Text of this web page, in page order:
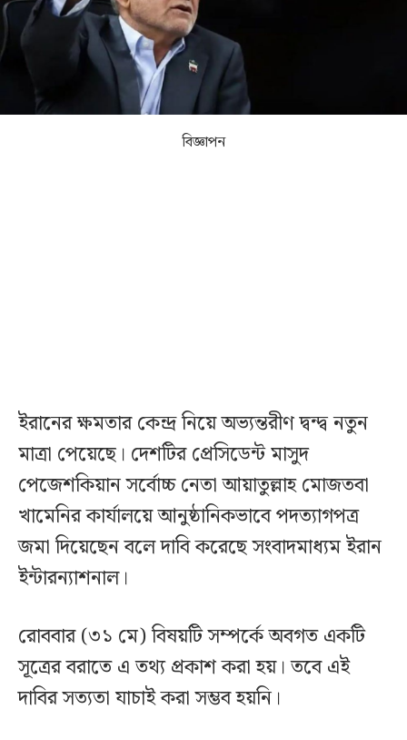
বিজ্ঞাপন
ইরানের ক্ষমতার কেন্দ্র নিয়ে অভ্যন্তরীণ দ্বন্দ্ব নতুন
মাত্রা পেয়েছে। দেশটির প্রেসিডেন্ট মাসুদ
পেজেশকিয়ান সর্বোচ্চ নেতা আয়াতুল্লাহ মোজতবা
খামেনির কার্যালয়ে আনুষ্ঠানিকভাবে পদত্যাগপত্র
জমা দিয়েছেন বলে দাবি করেছে সংবাদমাধ্যম ইরান
ইন্টারন্যাশনাল।
রোববার (৩১ মে) বিষয়টি সম্পর্কে অবগত একটি
সূত্রের বরাতে এ তথ্য প্রকাশ করা হয়। তবে এই
দাবির সত্যতা যাচাই করা সম্ভব হয়নি।